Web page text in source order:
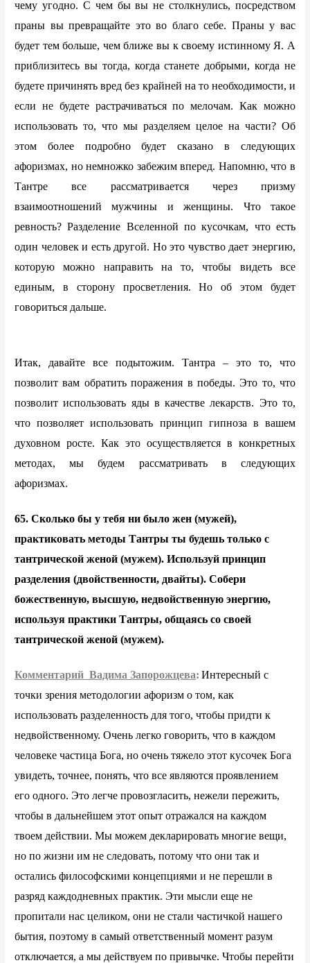
чему угодно. С чем бы вы не столкнулись, посредством
праны вы превращайте это во благо себе. Праны у вас
будет тем больше, чем ближе вы к своему истинному Я. А
приблизитесь вы тогда, когда станете добрыми, когда не
будете причинять вред без крайней на то необходимости, и
если не будете растрачиваться по мелочам. Как можно
использовать то, что мы разделяем целое на части? Об
этом более подробно будет сказано в следующих
афоризмах, но немножко забежим вперед. Напомню, что в
Тантре все рассматривается через призму
взаимоотношений мужчины и женщины. Что такое
ревность? Разделение Вселенной по кусочкам, что есть
один человек и есть другой. Но это чувство дает энергию,
которую можно направить на то, чтобы видеть все
единым, в сторону просветления. Но об этом будет
говориться дальше.
Итак, давайте все подытожим. Тантра – это то, что
позволит вам обратить поражения в победы. Это то, что
позволит использовать яды в качестве лекарств. Это то,
что позволяет использовать принцип гипноза в вашем
духовном росте. Как это осуществляется в конкретных
методах, мы будем рассматривать в следующих
афоризмах.
65. Сколько бы у тебя ни было жен (мужей),
практиковать методы Тантры ты будешь только с
тантрической женой (мужем). Используй принцип
разделения (двойственности, двайты). Собери
божественную, высшую, недвойственную энергию,
используя практики Тантры, общаясь со своей
тантрической женой (мужем).
Комментарий Вадима Запорожцева: Интересный с
точки зрения методологии афоризм о том, как
использовать разделенность для того, чтобы придти к
недвойственному. Очень легко говорить, что в каждом
человеке частица Бога, но очень тяжело этот кусочек Бога
увидеть, точнее, понять, что все являются проявлением
его одного. Это легче провозгласить, нежели пережить,
чтобы в дальнейшем этот опыт отражался на каждом
твоем действии. Мы можем декларировать многие вещи,
но по жизни им не следовать, потому что они так и
остались философскими концепциями и не перешли в
разряд каждодневных практик. Эти мысли еще не
пропитали нас целиком, они не стали частичкой нашего
бытия, поэтому в самый ответственный момент разум
отключается, а мы действуем по привычке. Чтобы перейти